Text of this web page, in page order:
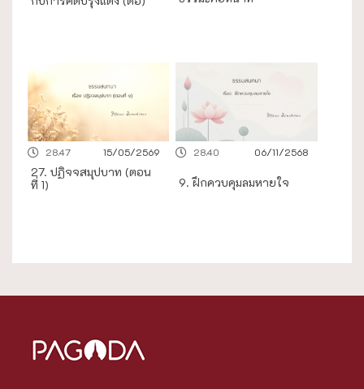
15/05/2569
28.47
27. ปฏิจจสมุปบาท (ตอน
ที่ 1)
06/11/2568
28.40
9. ฝึกควบคุมลมหายใจ